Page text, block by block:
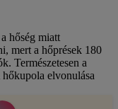
hőség miatt
mert a hőprések 180
Természetesen a
elvonulása